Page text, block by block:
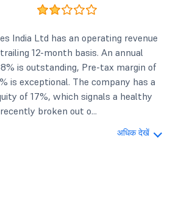
India Ltd has an operating revenue
12-month basis. An annual
is outstanding, Pre-tax margin of
is exceptional. The company has a
of 17%, which signals a healthy
broken out o...
अधिक देखें